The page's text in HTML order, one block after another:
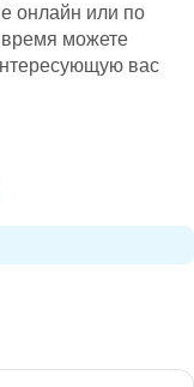
онлайн или по
время можете
вас